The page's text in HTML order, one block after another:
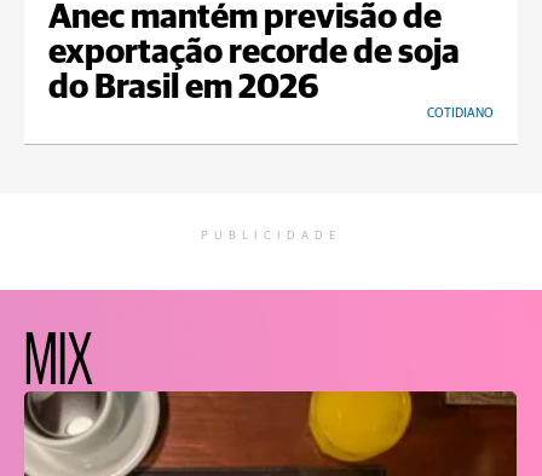
Anec mantém previsão de
exportação recorde de soja
do Brasil em 2026
COTIDIANO
PUBLICIDADE
MIX